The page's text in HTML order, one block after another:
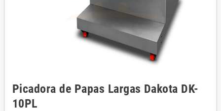
Picadora de Papas Largas Dakota DK-
10PL